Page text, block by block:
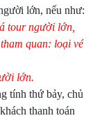
lớn, nếu như:
tour người lớn,
quan: loại vé
lớn.
tính thứ bảy, chủ
thanh toán